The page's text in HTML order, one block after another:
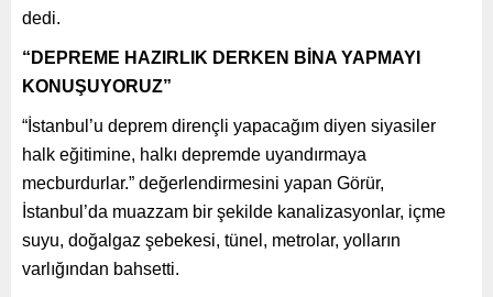
dedi.
“DEPREME HAZIRLIK DERKEN BİNA YAPMAYI
KONUŞUYORUZ”
“İstanbul’u deprem dirençli yapacağım diyen siyasiler
halk eğitimine, halkı depremde uyandırmaya
mecburdurlar.” değerlendirmesini yapan Görür,
İstanbul’da muazzam bir şekilde kanalizasyonlar, içme
suyu, doğalgaz şebekesi, tünel, metrolar, yolların
varlığından bahsetti.